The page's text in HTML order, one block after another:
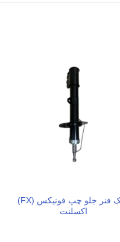
کمک فنر جلو چپ فونیکس (FX)
اکسلنت